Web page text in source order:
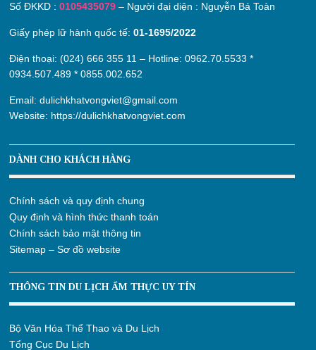
Số ĐKKD :0105435079 – Người đại diện : Nguyễn Bá Toàn
Giấy phép lữ hành quốc tế:01-1695/2022
Điện thoại: (024) 666 355 11 – Hotline:0962.70.5533 *
0934.507.489 *0855.002.652
Email:dulichkhatvongviet@gmail.com
Website: https://dulichkhatvongviet.com
DÀNH CHO KHÁCH HÀNG
Chính sách và quy định chung
Quy định và hình thức thanh toán
Chính sách bảo mật thông tin
Sitemap – Sơ đồ website
THÔNG TIN DU LỊCH ẨM THỰC UY TÍN
Bộ Văn Hóa Thể Thao và Du Lịch
Tổng Cục Du Lịch